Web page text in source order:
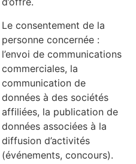
Le consentement de la
personne concernée :
l’envoi de communications
commerciales, la
communication de
données à des sociétés
affiliées, la publication de
données associées à la
diffusion d’activités
(événements, concours).